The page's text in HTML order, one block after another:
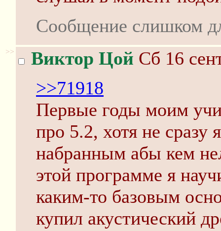
Сообщение слишком
>> Виктор Цой Сб 16
>>71918
Первые годы моим
про 5.2, хотя не сразу
набранным абы кем
этой программе я
каким-то базовым
купил акустический